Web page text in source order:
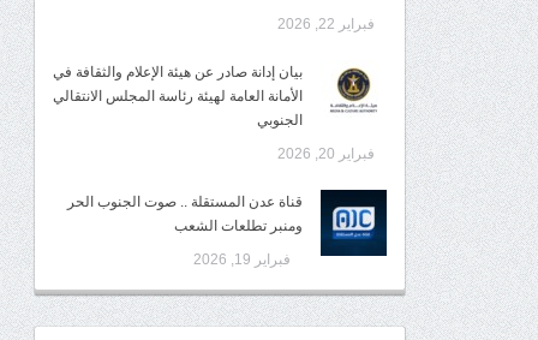
فبراير 22, 2026
بيان إدانة صادر عن هيئة الإعلام والثقافة في
الأمانة العامة لهيئة رئاسة المجلس الانتقالي
الجنوبي
فبراير 20, 2026
قناة عدن المستقلة .. صوت الجنوب الحر
ومنبر تطلعات الشعب
فبراير 19, 2026